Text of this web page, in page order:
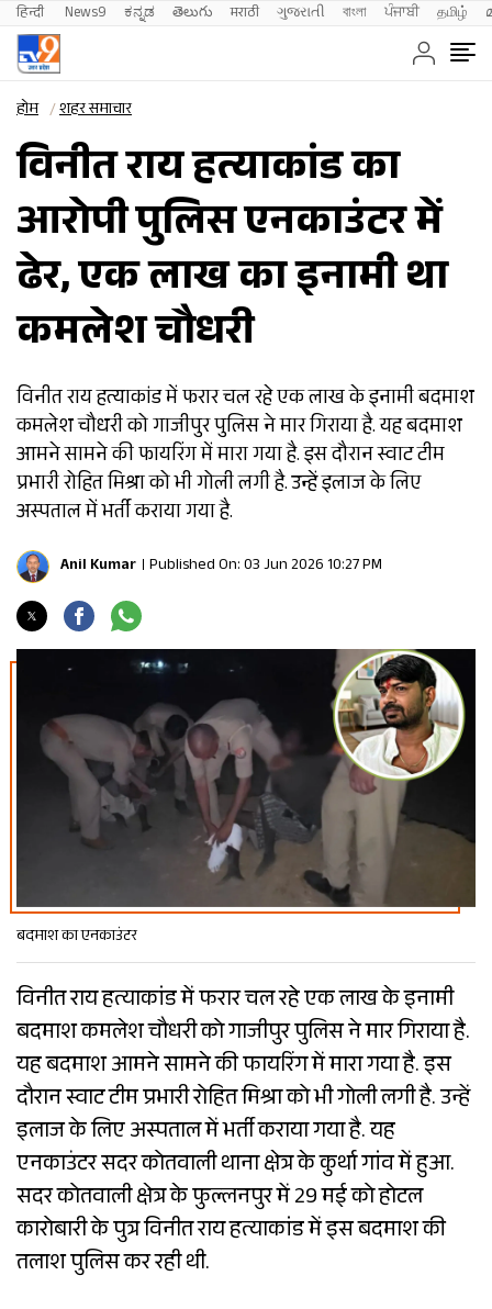
हिन्दी News9 ಕನ್ನಡ తెలుగు मराठी ગુજરાતી বাংলা ਪੰਜਾਬੀ தமிழ்
होम शहर समाचार
विनीत राय हत्याकांड का
आरोपी पुलिस एनकाउंटर में
ढेर, एक लाख का इनामी था
कमलेश चौधरी
विनीत राय हत्याकांड में फरार चल रहे एक लाख के इनामी बदमाश
कमलेश चौधरी को गाजीपुर पुलिस ने मार गिराया है. यह बदमाश
आमने सामने की फायरिंग में मारा गया है. इस दौरान स्वाट टीम
प्रभारी रोहित मिश्रा को भी गोली लगी है. उन्हें इलाज के लिए
अस्पताल में भर्ती कराया गया है.
Anil Kumar Published On: 03 Jun 2026 10:27 PM
बदमाश का एनकाउंटर
विनीत राय हत्याकांड में फरार चल रहे एक लाख के इनामी
बदमाश कमलेश चौधरी को गाजीपुर पुलिस ने मार गिराया है.
यह बदमाश आमने सामने की फायरिंग में मारा गया है. इस
दौरान स्वाट टीम प्रभारी रोहित मिश्रा को भी गोली लगी है. उन्हें
इलाज के लिए अस्पताल में भर्ती कराया गया है. यह
एनकाउंटर सदर कोतवाली थाना क्षेत्र के कुर्था गांव में हुआ.
सदर कोतवाली क्षेत्र के फुल्लनपुर में 29 मई को होटल
कारोबारी के पुत्र विनीत राय हत्याकांड में इस बदमाश की
तलाश पुलिस कर रही थी.